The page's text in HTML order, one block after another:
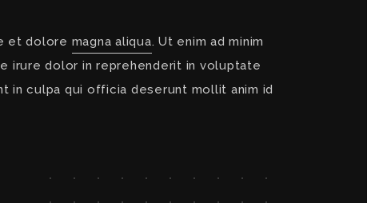
et dolore magna aliqua. Ut enim ad minim
irure dolor in reprehenderit in voluptate
in culpa qui officia deserunt mollit anim id